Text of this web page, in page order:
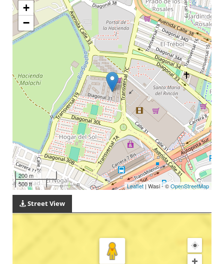
+
−
200 m
500 ft
Leaflet | Wasi - ©OpenStreetMap
Street View